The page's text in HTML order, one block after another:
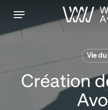
main
Vie
Création